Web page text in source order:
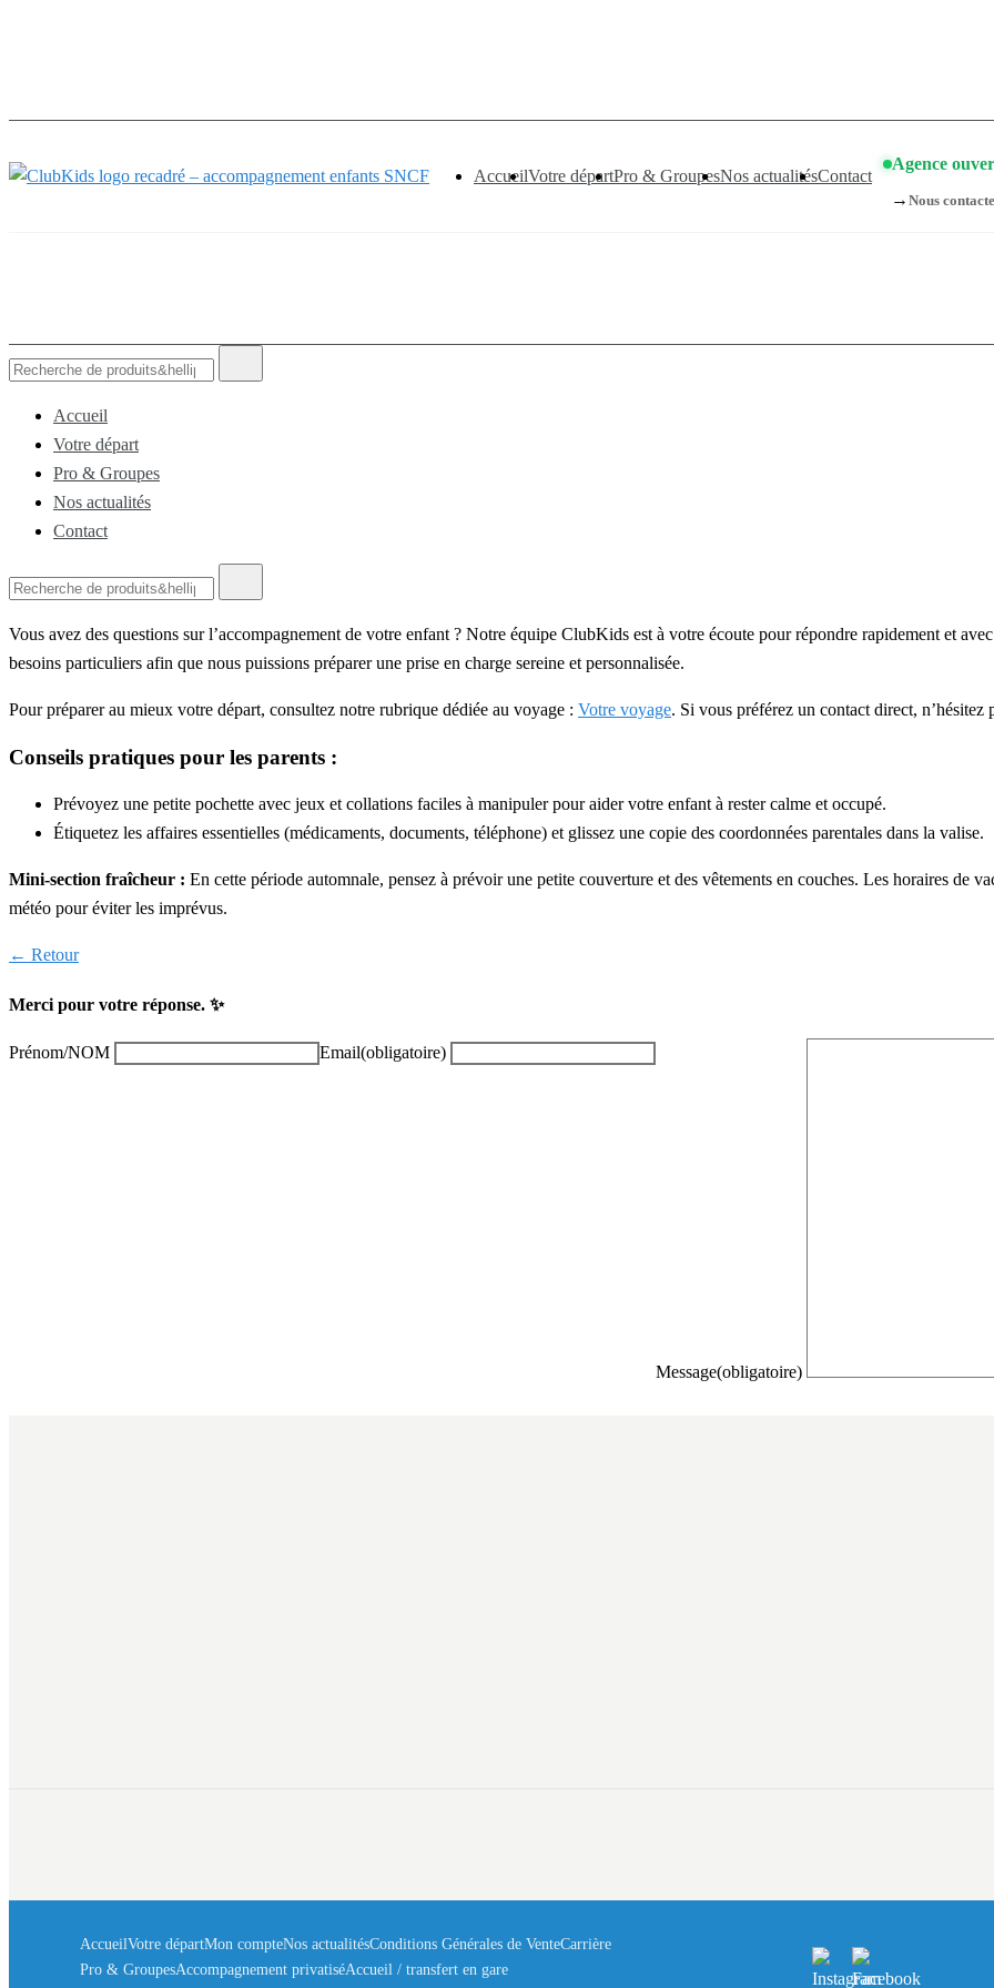
AccueilVotre départPro & GroupesNos actualitésContact
Agence
→ Nous
Accueil
Votre départ
Pro & Groupes
Nos actualités
Contact
Vous avez des questions sur l’accompagnement de votre enfant ? Notre équipe ClubKids est à votre écoute pour répondre rapidement et
besoins particuliers afin que nous puissions préparer une prise en charge sereine et personnalisée.
Pour préparer au mieux votre départ, consultez notre rubrique dédiée au voyage : Votre voyage. Si vous préférez un contact direct,
Conseils pratiques pour les parents :
Prévoyez une petite pochette avec jeux et collations faciles à manipuler pour aider votre enfant à rester calme et occupé.
Étiquetez les affaires essentielles (médicaments, documents, téléphone) et glissez une copie des coordonnées parentales dans la valise.
Mini-section fraîcheur : En cette période automnale, pensez à prévoir une petite couverture et des vêtements en couches. Les horaires de
météo pour éviter les imprévus.
← Retour
Merci pour votre réponse. ✨
Prénom/NOM Email(obligatoire)
Message(obligatoire)
🎁
Bonjour à vous ! 👋
×
AccueilVotre départMon compteNos actualitésConditions Générales de VenteCarrière
Pro & GroupesAccompagnement privatiséAccueil / transfert en gare